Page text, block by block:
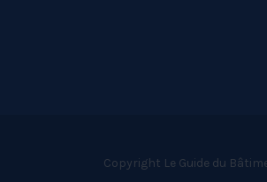
Copyright Le Guide du